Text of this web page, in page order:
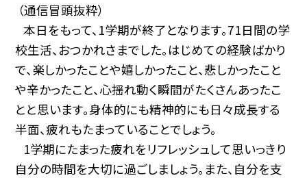
（通信冒頭抜粋）
本日をもって、1学期が終了となります。71日間の学
校生活、おつかれさまでした。はじめての経験ばかり
で、楽しかったことや嬉しかったこと、悲しかったこと
や辛かったこと、心揺れ動く瞬間がたくさんあったこ
とと思います。身体的にも精神的にも日々成長する
半面、疲れもたまっていることでしょう。
1学期にたまった疲れをリフレッシュして思いっきり
自分の時間を大切に過ごしましょう。また、自分を支